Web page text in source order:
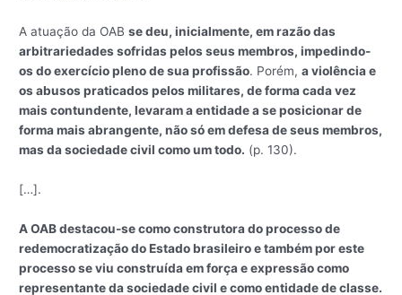
A atuação da OABse deu, inicialmente, em razão das
arbitrariedades sofridas pelos seus membros, impedindo-
os do exercício pleno de sua profissão. Porém,a violência e
os abusos praticados pelos militares, de forma cada vez
mais contundente, levaram a entidade a se posicionar de
forma mais abrangente, não só em defesa de seus membros,
mas da sociedade civil como um todo. (p. 130).
[…].
A OAB destacou-se como construtora do processo de
redemocratização do Estado brasileiro e também por este
processo se viu construída em força e expressão como
representante da sociedade civil e como entidade de classe.